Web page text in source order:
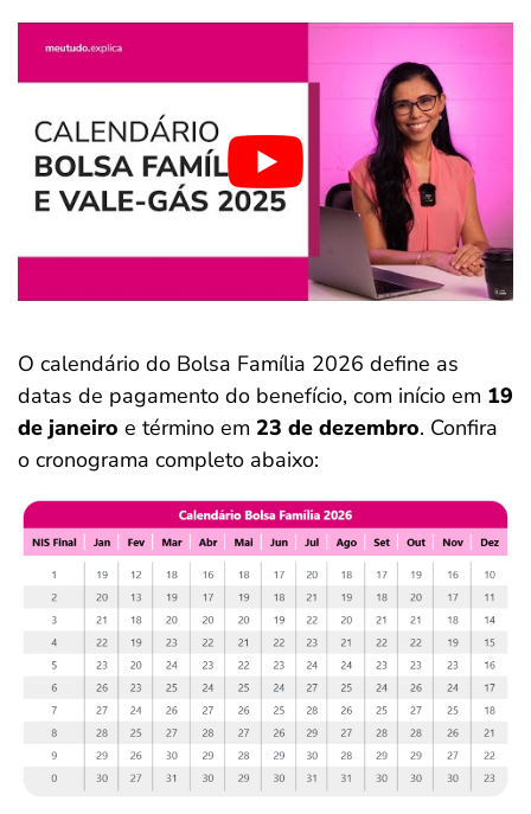
O calendário do Bolsa Família 2026 define as
datas de pagamento do benefício, com início em 19
de janeiro e término em 23 de dezembro. Confira
o cronograma completo abaixo: